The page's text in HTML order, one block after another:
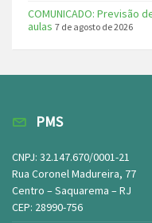
COMUNICADO: Previsão
aulas 7 de agosto de 2026
PMS
CNPJ: 32.147.670/0001-21
Rua Coronel Madureira, 77
Centro – Saquarema – RJ
CEP: 28990-756